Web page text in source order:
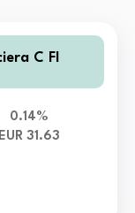
C FI
0.14%
EUR 31.63